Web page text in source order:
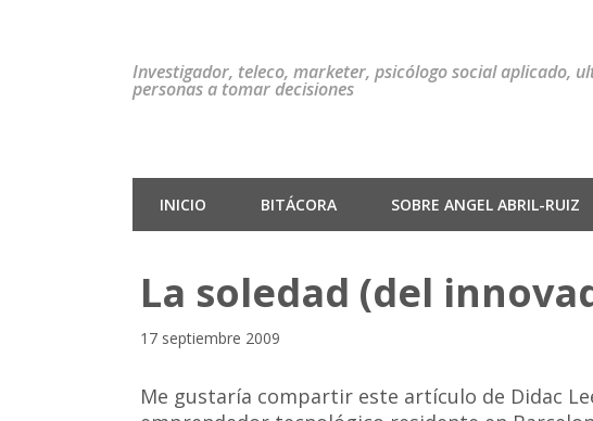
Investigador, teleco, marketer, psicólogo social aplicado,
personas a tomar decisiones
INICIO BITÁCORA SOBRE ANGEL ABRIL-RUIZ
La soledad (del
17 septiembre 2009
Me gustaría compartir este artículo de Didac